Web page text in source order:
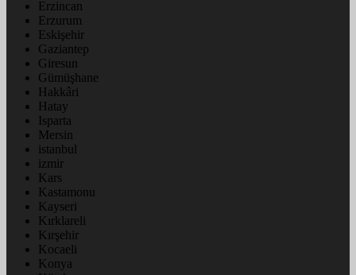
Erzincan
Erzurum
Eskişehir
Gaziantep
Giresun
Gümüşhane
Hakkâri
Hatay
Isparta
Mersin
istanbul
izmir
Kars
Kastamonu
Kayseri
Kırklareli
Kırşehir
Kocaeli
Konya